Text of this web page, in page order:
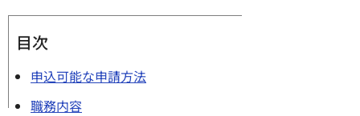
目次
申込可能な申請方法
職務内容